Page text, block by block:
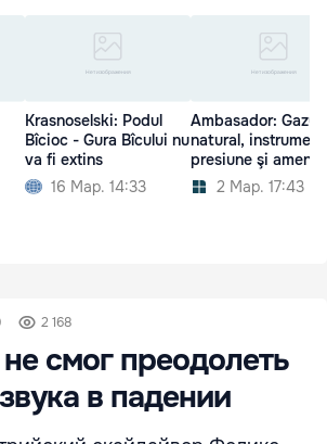
Krasnoselski: Podul
Bîcioc - Gura Bîcului nu
va fi extins
16 Мар. 14:33
Ambasador: Gazul
natural,
presiune şi
2 Мар. 17:43
2 168
смог преодолеть
в падении